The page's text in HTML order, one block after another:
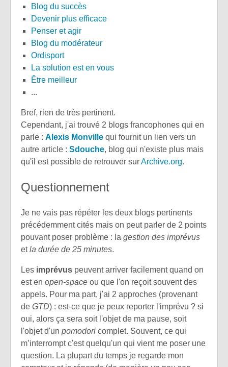
Blog du succès
Devenir plus efficace
Penser et agir
Blog du modérateur
Ordisport
La solution est en vous
Être meilleur
...
Bref, rien de très pertinent.
Cependant, j'ai trouvé 2 blogs francophones qui en
parle : Alexis Monville qui fournit un lien vers un
autre article : Sdouche, blog qui n'existe plus mais
qu'il est possible de retrouver surArchive.org.
Questionnement
Je ne vais pas répéter les deux blogs pertinents
précédemment cités mais on peut parler de 2 points
pouvant poser problème : la gestion des imprévus
etla durée de 25 minutes.
Les imprévus peuvent arriver facilement quand on
est en open-space ou que l'on reçoit souvent des
appels. Pour ma part, j'ai 2 approches (provenant
de GTD) : est-ce que je peux reporter l'imprévu ? si
oui, alors ça sera soit l'objet de ma pause, soit
l'objet d'un pomodori complet. Souvent, ce qui
m’interrompt c'est quelqu'un qui vient me poser une
question. La plupart du temps je regarde mon